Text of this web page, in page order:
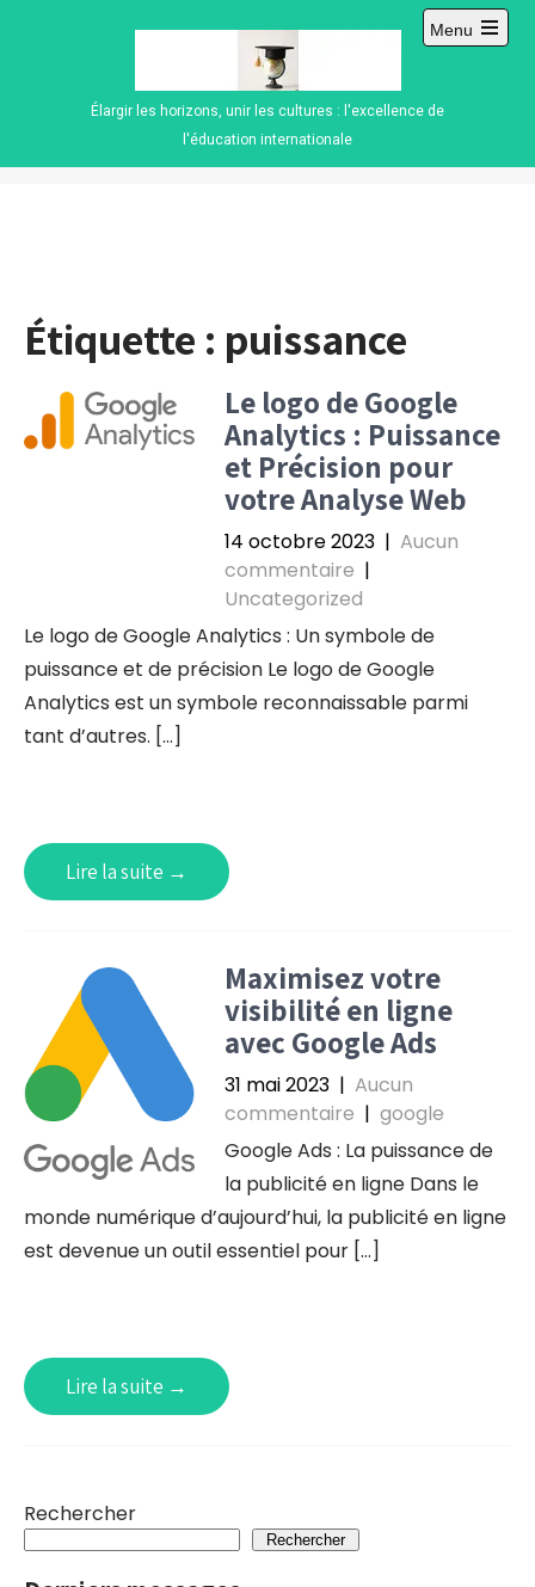
Élargir les horizons, unir les cultures : l'excellence de
l'éducation internationale
Menu
Open
Étiquette : puissance
Le logo de Google
Analytics : Puissance
et Précision pour
votre Analyse Web
14 octobre 2023 | Aucun
commentaire |
Uncategorized
Le logo de Google Analytics : Un symbole de
puissance et de précision Le logo de Google
Analytics est un symbole reconnaissable parmi
tant d’autres. […]
Lire la suite →
Maximisez votre
visibilité en ligne
avec Google Ads
31 mai 2023 | Aucun
commentaire | google
Google Ads : La puissance de
la publicité en ligne Dans le
monde numérique d’aujourd’hui, la publicité en ligne
est devenue un outil essentiel pour […]
Lire la suite →
Rechercher
Rechercher